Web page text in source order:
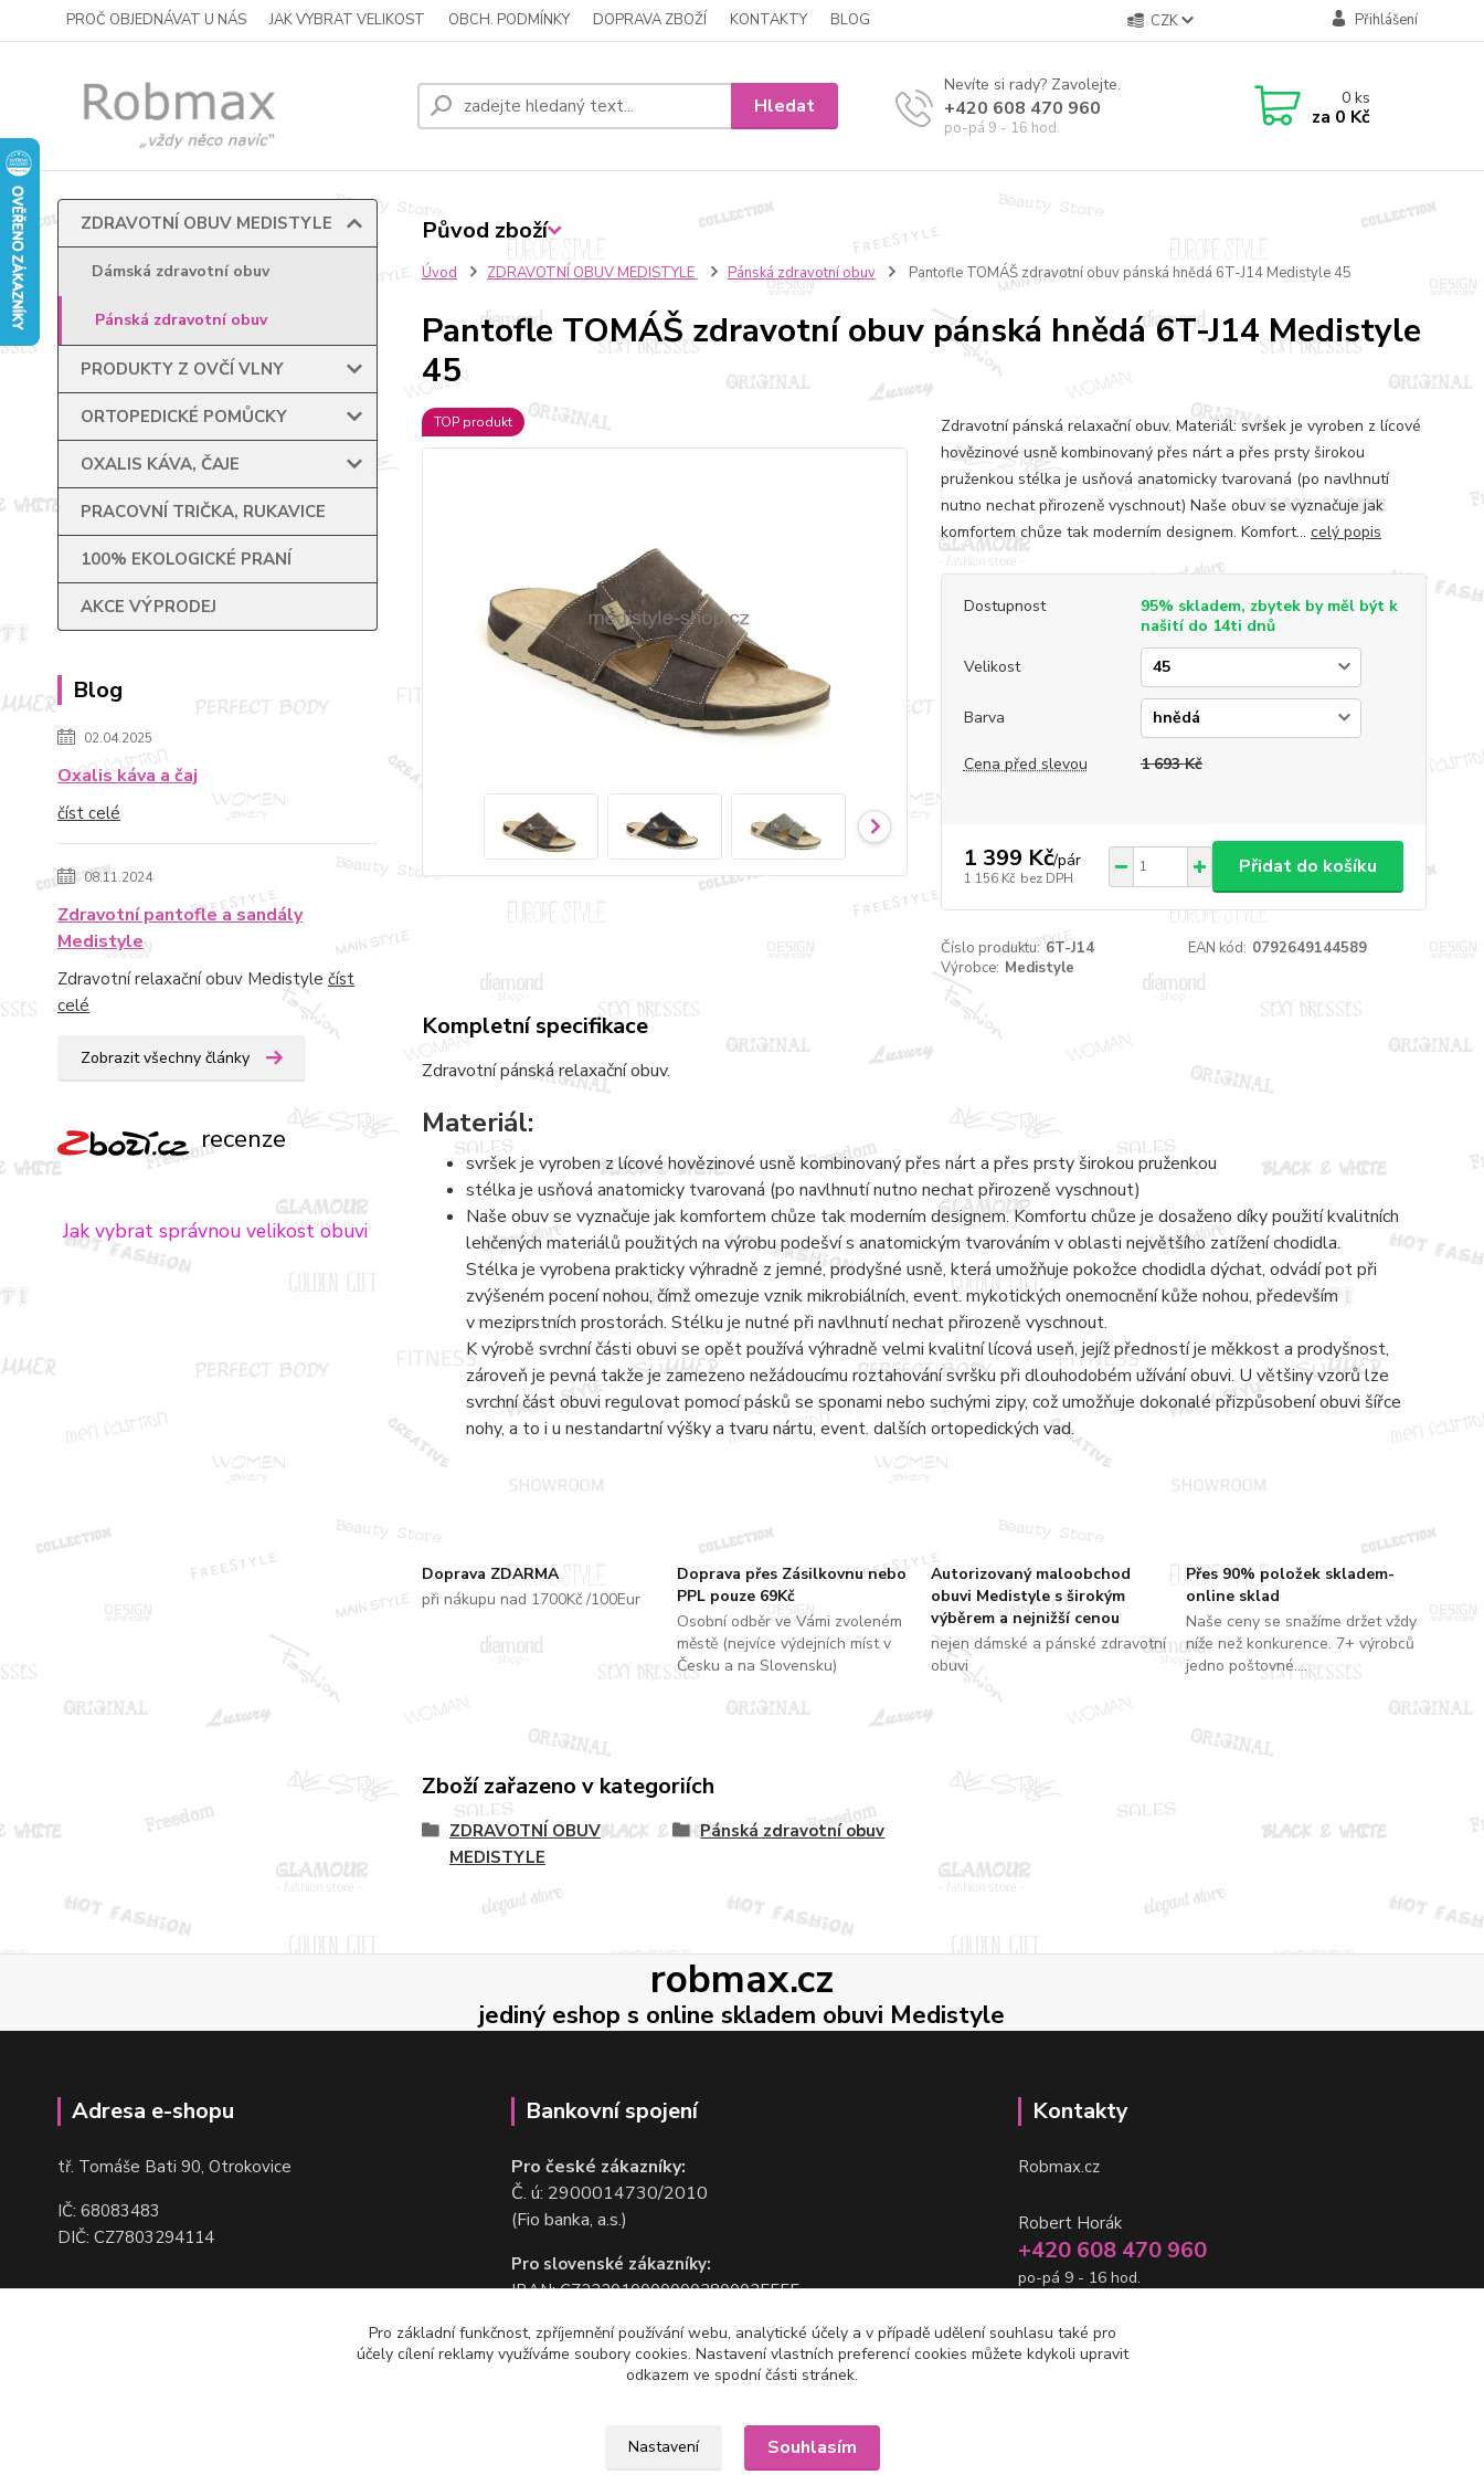
PROČ OBJEDNÁVAT U NÁS JAK VYBRAT VELIKOST OBCH. PODMÍNKY DOPRAVA ZBOŽÍ KONTAKTY BLOG CZK Přihlášení
Hledat
Nevíte si rady? Zavolejte.
+420 608 470 960
po-pá 9 - 16 hod.
0ks
za 0 Kč
ZDRAVOTNÍ OBUV MEDISTYLE
Dámská zdravotní obuv
Pánská zdravotní obuv
PRODUKTY Z OVČÍ VLNY
ORTOPEDICKÉ POMŮCKY
OXALIS KÁVA, ČAJE
PRACOVNÍ TRIČKA, RUKAVICE
100% EKOLOGICKÉ PRANÍ
AKCE VÝPRODEJ
Blog
02.04.2025
Oxalis káva a čaj
číst celé
08.11.2024
Zdravotní pantofle a sandály
Medistyle
Zdravotní relaxační obuv Medistyle číst
celé
Zobrazit všechny články
recenze
Jak vybrat správnou velikost obuvi
Úvod ZDRAVOTNÍ OBUV MEDISTYLE Pánská zdravotní obuv Pantofle TOMÁŠ zdravotní obuv pánská hnědá 6T-J14 Medistyle 45
Pantofle TOMÁŠ zdravotní obuv pánská hnědá 6T-J14 Medistyle
45
TOP produkt
Zdravotní pánská relaxační obuv. Materiál: svršek je vyroben z lícové
hovězinové usně kombinovaný přes nárt a přes prsty širokou
pruženkou stélka je usňová anatomicky tvarovaná (po navlhnutí
nutno nechat přirozeně vyschnout) Naše obuv se vyznačuje jak
komfortem chůze tak moderním designem. Komfort... celý popis
Dostupnost
95% skladem, zbytek by měl být k
našití do 14ti dnů
Velikost
Barva
Cena před slevou 1 693 Kč
1 399 Kč/pár
1 156 Kč bez DPH
Přidat do košíku
Číslo produktu: 6T-J14 EAN kód: 0792649144589
Výrobce: Medistyle
Doprava ZDARMA
při nákupu nad 1700Kč /100Eur
Doprava přes Zásilkovnu nebo
PPL pouze 69Kč
Osobní odběr ve Vámi zvoleném
městě (nejvíce výdejních míst v
Česku a na Slovensku)
Autorizovaný maloobchod
obuvi Medistyle s širokým
výběrem a nejnižší cenou
nejen dámské a pánské zdravotní
obuvi
Přes 90% položek skladem-
online sklad
Naše ceny se snažíme držet vždy
níže než konkurence. 7+ výrobců
jedno poštovné....
Kompletní specifikace
Zdravotní pánská relaxační obuv.
Materiál:
svršek je vyroben z lícové hovězinové usně kombinovaný přes nárt a přes prsty širokou pruženkou
stélka je usňová anatomicky tvarovaná (po navlhnutí nutno nechat přirozeně vyschnout)
Naše obuv se vyznačuje jak komfortem chůze tak moderním designem. Komfortu chůze je dosaženo díky použití kvalitních
lehčených materiálů použitých na výrobu podešví s anatomickým tvarováním v oblasti největšího zatížení chodidla.
Stélka je vyrobena prakticky výhradně z jemné, prodyšné usně, která umožňuje pokožce chodidla dýchat, odvádí pot při
zvýšeném pocení nohou, čímž omezuje vznik mikrobiálních, event. mykotických onemocnění kůže nohou, především
v meziprstních prostorách. Stélku je nutné při navlhnutí nechat přirozeně vyschnout.
K výrobě svrchní části obuvi se opět používá výhradně velmi kvalitní lícová useň, jejíž předností je měkkost a prodyšnost,
zároveň je pevná takže je zamezeno nežádoucímu roztahování svršku při dlouhodobém užívání obuvi. U většiny vzorů lze
svrchní část obuvi regulovat pomocí pásků se sponami nebo suchými zipy, což umožňuje dokonalé přizpůsobení obuvi šířce
nohy, a to i u nestandartní výšky a tvaru nártu, event. dalších ortopedických vad.
Původ zboží
Zboží zařazeno v kategoriích
ZDRAVOTNÍ OBUV
MEDISTYLE
Pánská zdravotní obuv
robmax.cz
jediný eshop s online skladem obuvi Medistyle
Adresa e-shopu
tř. Tomáše Bati 90, Otrokovice
IČ: 68083483
DIČ: CZ7803294114
Bankovní spojení
Pro české zákazníky:
Č. ú: 2900014730/2010
(Fio banka, a.s.)
Pro slovenské zákazníky:
IBAN: CZ2220100000002800025555
(Fio banka, a.s.)
Kontakty
Robmax.cz
Robert Horák
+420 608 470 960
po-pá 9 - 16 hod.
info@robmax.cz
Pro základní funkčnost, zpříjemnění používání webu, analytické účely a v případě udělení souhlasu také pro
účely cílení reklamy využíváme soubory cookies. Nastavení vlastních preferencí cookies můžete kdykoli upravit
odkazem ve spodní části stránek.
Nastavení Souhlasím